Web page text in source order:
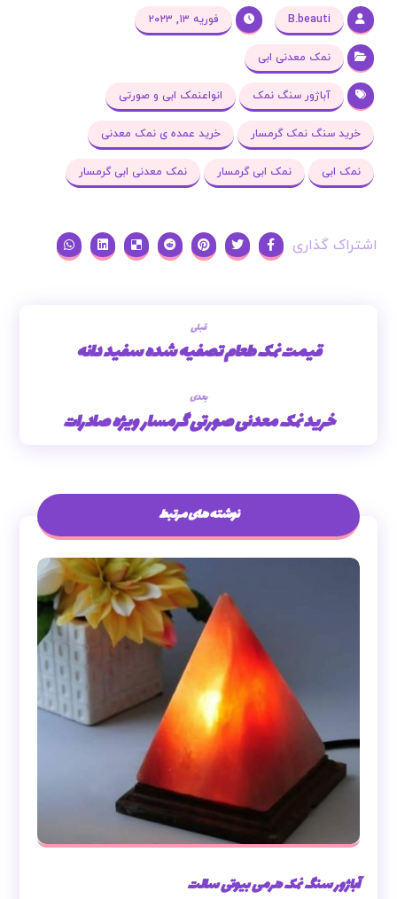
B.beauti فوریه ۱۳, ۲۰۲۳
نمک معدنی ابی
آباژور سنگ نمک انواعنمک ابی و صورتی
خرید سنگ نمک گرمسار خرید عمده ی نمک معدنی
نمک ابی نمک ابی گرمسار نمک معدنی ابی گرمسار
قبلی
قیمت نمک طعام تصفیه شده سفید دانه
بعدی
خرید نمک معدنی صورتی گرمسار ویژه صادرات
نوشته های مرتبط
آباژور سنگ نمک هرمی بیوتی سالت